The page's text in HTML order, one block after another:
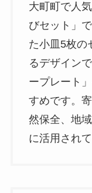
大町町で人
びセット」
た小皿5枚の
るデザイン
ープレート
すめです。
然保全、地
に活用されて